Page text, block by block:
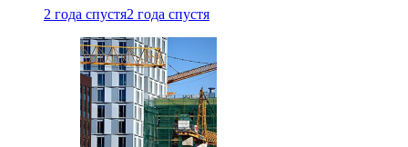
2 года спустя2 года спустя